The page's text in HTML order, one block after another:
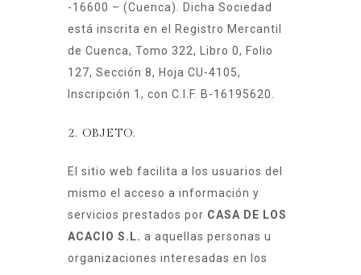
-16600 – (Cuenca). Dicha Sociedad
está inscrita en el Registro Mercantil
de Cuenca, Tomo 322, Libro 0, Folio
127, Sección 8, Hoja CU-4105,
Inscripción 1, con C.I.F. B-16195620.
2. OBJETO.
El sitio web facilita a los usuarios del
mismo el acceso a información y
servicios prestados por CASA DE LOS
ACACIO S.L. a aquellas personas u
organizaciones interesadas en los